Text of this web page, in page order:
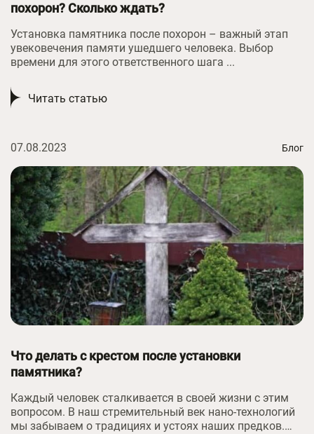
похорон? Сколько ждать?
Установка памятника после похорон – важный этап
увековечения памяти ушедшего человека. Выбор
времени для этого ответственного шага ...
Читать статью
07.08.2023 Блог
Что делать с крестом после установки
памятника?
Каждый человек сталкивается в своей жизни с этим
вопросом. В наш стремительный век нано-технологий
мы забываем о традициях и устоях наших предков.